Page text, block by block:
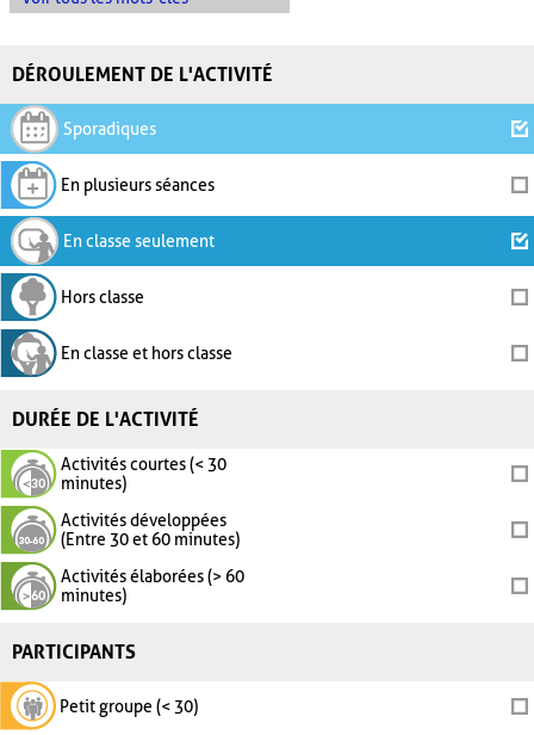
DÉROULEMENT DE L'ACTIVITÉ
Sporadiques
En plusieurs séances
En classe seulement
Hors classe
En classe et hors classe
DURÉE DE L'ACTIVITÉ
Activités courtes (< 30
minutes)
Activités développées
(Entre 30 et 60 minutes)
Activités élaborées (> 60
minutes)
PARTICIPANTS
Petit groupe (< 30)